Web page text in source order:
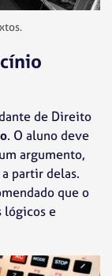
de Direito
. O aluno deve
argumento,
partir delas.
que o
lógicos e